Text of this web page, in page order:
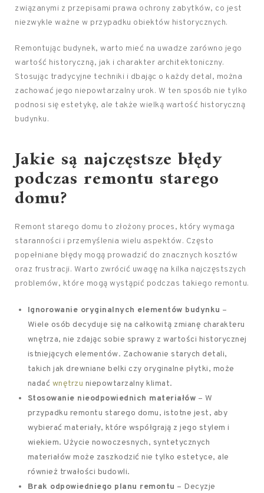
związanymi z przepisami prawa ochrony zabytków, co jest
niezwykle ważne w przypadku obiektów historycznych.
Remontując budynek, warto mieć na uwadze zarówno jego
wartość historyczną, jak i charakter architektoniczny.
Stosując tradycyjne techniki i dbając o każdy detal, można
zachować jego niepowtarzalny urok. W ten sposób nie tylko
podnosi się estetykę, ale także wielką wartość historyczną
budynku.
Jakie są najczęstsze błędy
podczas remontu starego
domu?
Remont starego domu to złożony proces, który wymaga
staranności i przemyślenia wielu aspektów. Często
popełniane błędy mogą prowadzić do znacznych kosztów
oraz frustracji. Warto zwrócić uwagę na kilka najczęstszych
problemów, które mogą wystąpić podczas takiego remontu.
Ignorowanie oryginalnych elementów budynku –
Wiele osób decyduje się na całkowitą zmianę charakteru
wnętrza, nie zdając sobie sprawy z wartości historycznej
istniejących elementów. Zachowanie starych detali,
takich jak drewniane belki czy oryginalne płytki, może
nadać wnętrzu niepowtarzalny klimat.
Stosowanie nieodpowiednich materiałów – W
przypadku remontu starego domu, istotne jest, aby
wybierać materiały, które współgrają z jego stylem i
wiekiem. Użycie nowoczesnych, syntetycznych
materiałów może zaszkodzić nie tylko estetyce, ale
również trwałości budowli.
Brak odpowiedniego planu remontu – Decyzje